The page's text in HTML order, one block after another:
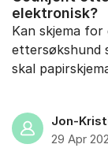
elektronisk?
Kan skjema
ettersøkshund
skal
Jon-
29 Apr